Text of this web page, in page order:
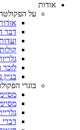
אודות
על
דבר
לזכר
בוגרי
דברי